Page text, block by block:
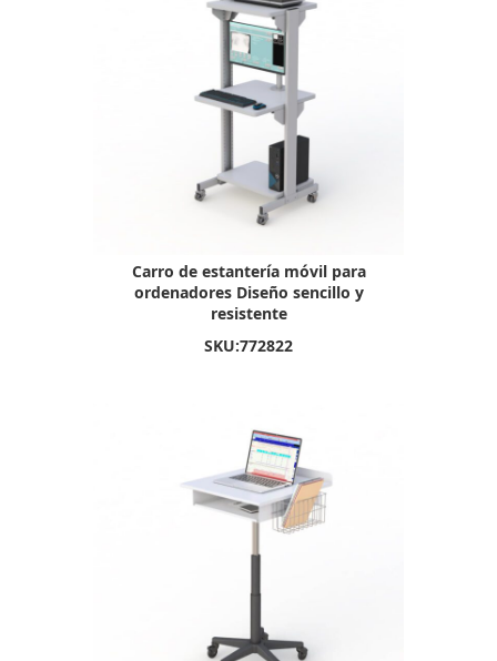
Carro de estantería móvil para
ordenadores Diseño sencillo y
resistente
SKU:772822